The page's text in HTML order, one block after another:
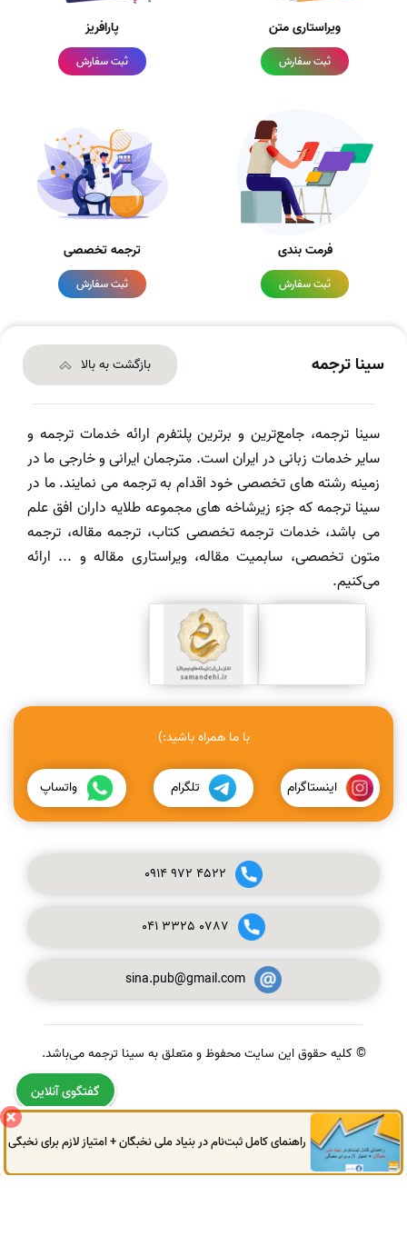
ویراستاری متن
ثبت سفارش
پارافریز
ثبت سفارش
فرمت بندی
ثبت سفارش
ترجمه تخصصی
ثبت سفارش
سینا ترجمه بازگشت به بالا
سینا ترجمه، جامع‌ترین و برترین پلتفرم ارائه خدمات ترجمه و
سایر خدمات زبانی در ایران است. مترجمان ایرانی و خارجی ما در
زمینه رشته های تخصصی خود اقدام به ترجمه می نمایند. ما در
سینا ترجمه که جزء زیرشاخه های مجموعه طلایه داران افق علم
می باشد، خدمات ترجمه تخصصی کتاب، ترجمه مقاله، ترجمه
متون تخصصی، سابمیت مقاله، ویراستاری مقاله و ... ارائه
می‌کنیم.
با ما همراه باشید:)
اینستاگرام تلگرام واتساپ
0914972 4522
041 3325 0787
sina.pub@gmail.com
© کلیه حقوق این سایت محفوظ و متعلق به سینا ترجمه می‌باشد.
04133250787
09149724522
راهنمای کامل ثبت‌نام در بنیاد ملی نخبگان + امتیاز لازم برای نخبگی
گفتگوی آنلاین